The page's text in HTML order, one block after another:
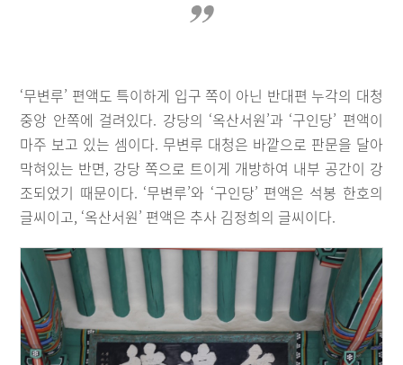
‘무변루’ 편액도 특이하게 입구 쪽이 아닌 반대편 누각의 대청
중앙 안쪽에 걸려있다. 강당의 ‘옥산서원’과 ‘구인당’ 편액이
마주 보고 있는 셈이다. 무변루 대청은 바깥으로 판문을 달아
막혀있는 반면, 강당 쪽으로 트이게 개방하여 내부 공간이 강
조되었기 때문이다. ‘무변루’와 ‘구인당’ 편액은 석봉 한호의
글씨이고, ‘옥산서원’ 편액은 추사 김정희의 글씨이다.